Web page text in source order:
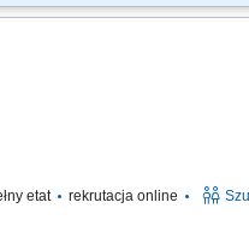
Klientów, sprzedaż ubezpieczeń
etat rekrutacja online